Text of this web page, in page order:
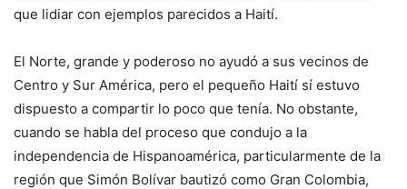
que lidiar con ejemplos parecidos a Haití.
El Norte, grande y poderoso no ayudó a sus vecinos de
Centro y Sur América, pero el pequeño Haití sí estuvo
dispuesto a compartir lo poco que tenía. No obstante,
cuando se habla del proceso que condujo a la
independencia de Hispanoamérica, particularmente de la
región que Simón Bolívar bautizó como Gran Colombia,